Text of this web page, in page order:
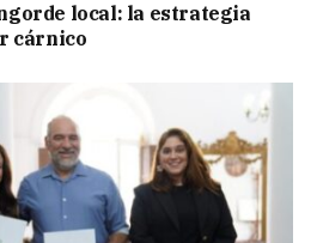
local: la estrategia
cárnico